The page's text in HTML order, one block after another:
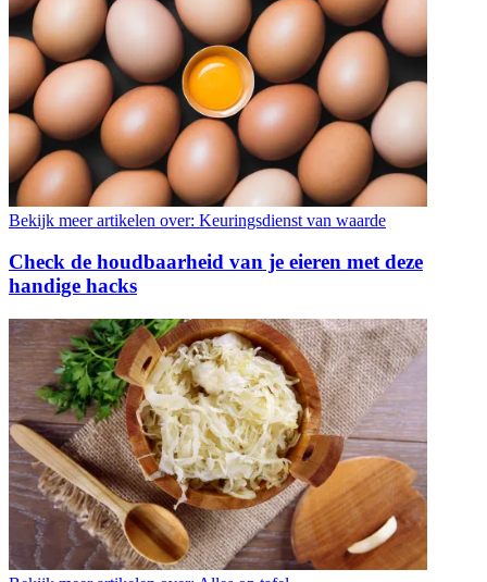
Bekijk meer artikelen over: Keuringsdienst van waarde
Check de houdbaarheid van je eieren met deze
handige hacks